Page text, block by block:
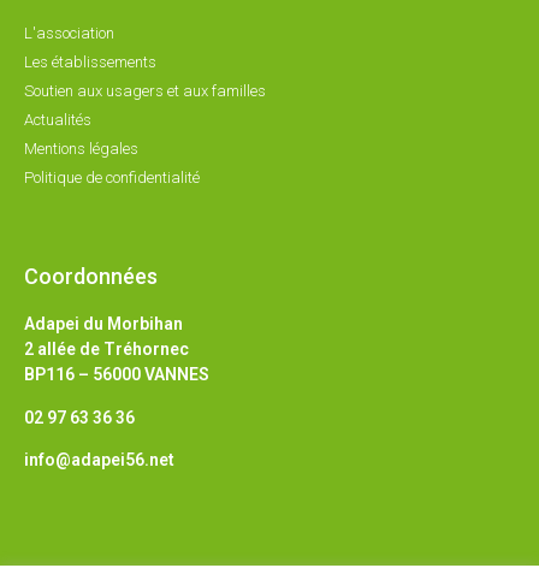
L'association
Les établissements
Soutien aux usagers et aux familles
Actualités
Mentions légales
Politique de confidentialité
Coordonnées
Adapei du Morbihan
2 allée de Tréhornec
BP116 – 56000 VANNES
02 97 63 36 36
info@adapei56.net